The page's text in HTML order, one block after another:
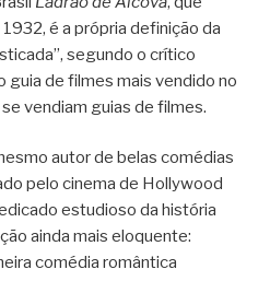
é a própria definição da
segundo o crítico
guia de filmes mais vendido no
vendiam guias de filmes.
autor de belas comédias
pelo cinema de Hollywood
estudioso da história
ainda mais eloquente:
comédia romântica